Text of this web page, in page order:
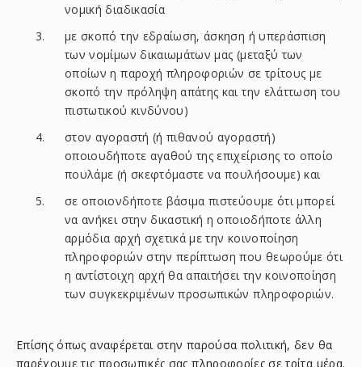
νομική διαδικασία
με σκοπό την εδραίωση, άσκηση ή υπεράσπιση
των νομίμων δικαιωμάτων μας (μεταξύ των
οποίων η παροχή πληροφοριών σε τρίτους με
σκοπό την πρόληψη απάτης και την ελάττωση του
πιστωτικού κινδύνου)
στον αγοραστή (ή πιθανού αγοραστή)
οποιουδήποτε αγαθού της επιχείρισης το οποίο
πουλάμε (ή σκεφτόμαστε να πουλήσουμε) και
σε οποιονδήποτε βάσιμα πιστεύουμε ότι μπορεί
να ανήκει στην δικαστική η οποιοδήποτε άλλη
αρμόδια αρχή σχετικά με την κοινοποίηση
πληροφοριών στην περίπτωση που θεωρούμε ότι
η αντίστοιχη αρχή θα απαιτήσει την κοινοποίηση
των συγκεκριμένων προσωπικών πληροφοριών.
Επίσης όπως αναφέρεται στην παρούσα πολιτική, δεν θα
παρέχουμε τις προσωπικές σας πληροφορίες σε τρίτα μέρα.